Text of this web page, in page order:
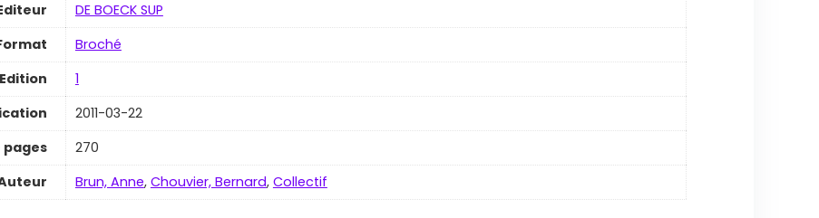
DE BOECK SUP
Broché
Edition
1
2011-03-22
pages
270
Brun, Anne, Chouvier, Bernard, Collectif